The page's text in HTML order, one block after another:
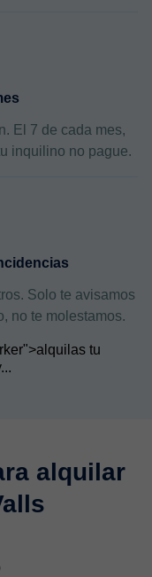
El 7 de cada mes,
inquilino no pague.
Solo te avisamos
no te molestamos.
alquilar